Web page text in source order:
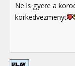
Ne is gyere a
korkedvezmenyt